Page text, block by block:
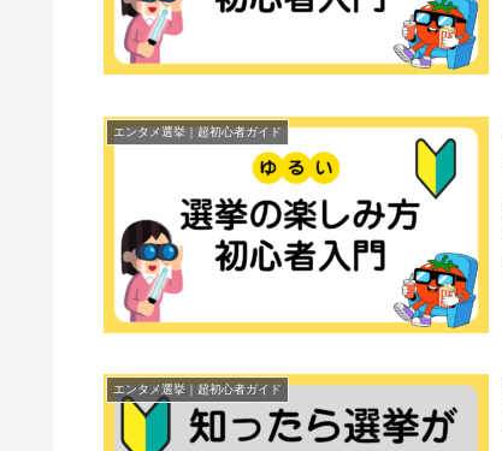
エンタメ選挙｜超初心者ガイド
エンタメ選挙｜超初心者ガイド